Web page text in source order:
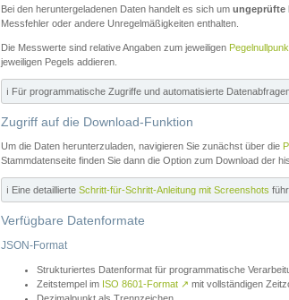
Bei den heruntergeladenen Daten handelt es sich um ungeprüfte
Messfehler oder andere Unregelmäßigkeiten enthalten.
Die Messwerte sind relative Angaben zum jeweiligen
jeweiligen Pegels addieren.
ℹ️ Für programmatische Zugriffe und automatisierte
Zugriff auf die Download-Funktion
Um die Daten herunterzuladen, navigieren Sie zunächst über die
Stammdatenseite finden Sie dann die Option zum Download der
ℹ️ Eine detaillierte Schritt-für-Schritt-Anleitung mit Screenshots
Verfügbare Datenformate
JSON-Format
Strukturiertes Datenformat für programmatische
Zeitstempel im ISO 8601-Format ↗ mit vollständigen
Dezimalpunkt als Trennzeichen